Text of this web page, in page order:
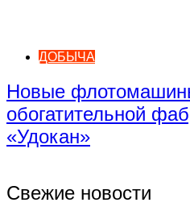
ДОБЫЧА
Новые
обогатительной
«Удокан»
Свежие новости